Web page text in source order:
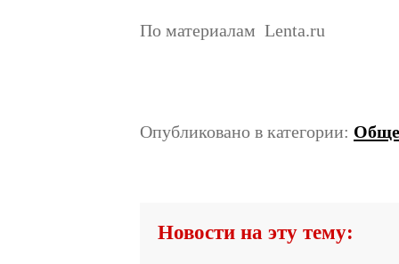
По материалам Lenta.ru
Опубликовано в категории:
Новости на эту тему: